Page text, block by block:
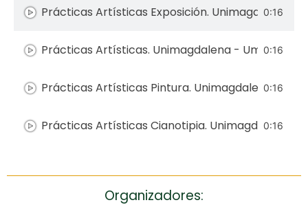
Prácticas Artísticas Exposición. Unimagdalena -
0:16
Prácticas Artísticas. Unimagdalena - Umayor
0:16
Prácticas Artísticas Pintura. Unimagdalena -
0:16
Prácticas Artísticas Cianotipia. Unimagdalena -
0:16
Organizadores: